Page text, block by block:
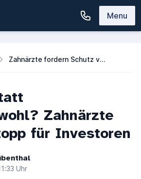
Menu
Zahnärzte fordern Schutz vor Investoren in der Medizin
Zahnärzte
für Investoren
Uhr